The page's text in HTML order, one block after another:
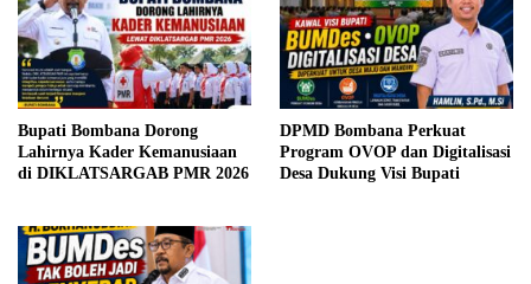
Bupati Bombana Dorong
Lahirnya Kader Kemanusiaan
di DIKLATSARGAB PMR 2026
DPMD Bombana Perkuat
Program OVOP dan Digitalisasi
Desa Dukung Visi Bupati